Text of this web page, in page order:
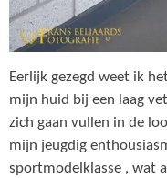
Eerlijk gezegd weet ik
mijn huid bij een laag
zich gaan vullen in de
mijn jeugdig
sportmodelklasse , wat